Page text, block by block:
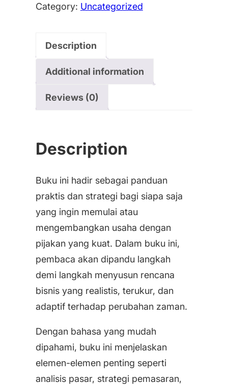
Category: Uncategorized
Description
Additional information
Reviews (0)
Description
Buku ini hadir sebagai panduan
praktis dan strategi bagi siapa saja
yang ingin memulai atau
mengembangkan usaha dengan
pijakan yang kuat. Dalam buku ini,
pembaca akan dipandu langkah
demi langkah menyusun rencana
bisnis yang realistis, terukur, dan
adaptif terhadap perubahan zaman.
Dengan bahasa yang mudah
dipahami, buku ini menjelaskan
elemen-elemen penting seperti
analisis pasar, strategi pemasaran,